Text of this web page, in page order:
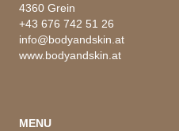
4360 Grein
+43 676 742 51 26
info@bodyandskin.at
www.bodyandskin.at
MENU